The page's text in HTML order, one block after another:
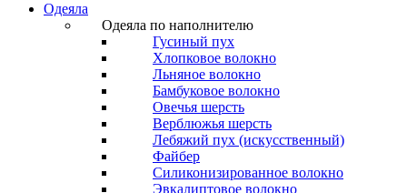
Одеяла
Одеяла по наполнителю
Гусиный пух
Хлопковое волокно
Льняное волокно
Бамбуковое волокно
Овечья шерсть
Верблюжья шерсть
Лебяжий пух (искусственный)
Файбер
Силиконизированное волокно
Эвкалиптовое волокно